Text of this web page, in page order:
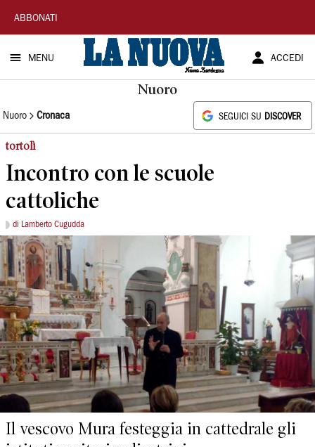
La
Nuova
Sardegna
ABBONATI
MENU ACCEDI
Nuoro
Nuoro Cronaca SEGUICI SU DISCOVER
tortolì
Incontro con le scuole
cattoliche
di Lamberto Cugudda
Il vescovo Mura festeggia in cattedrale gli